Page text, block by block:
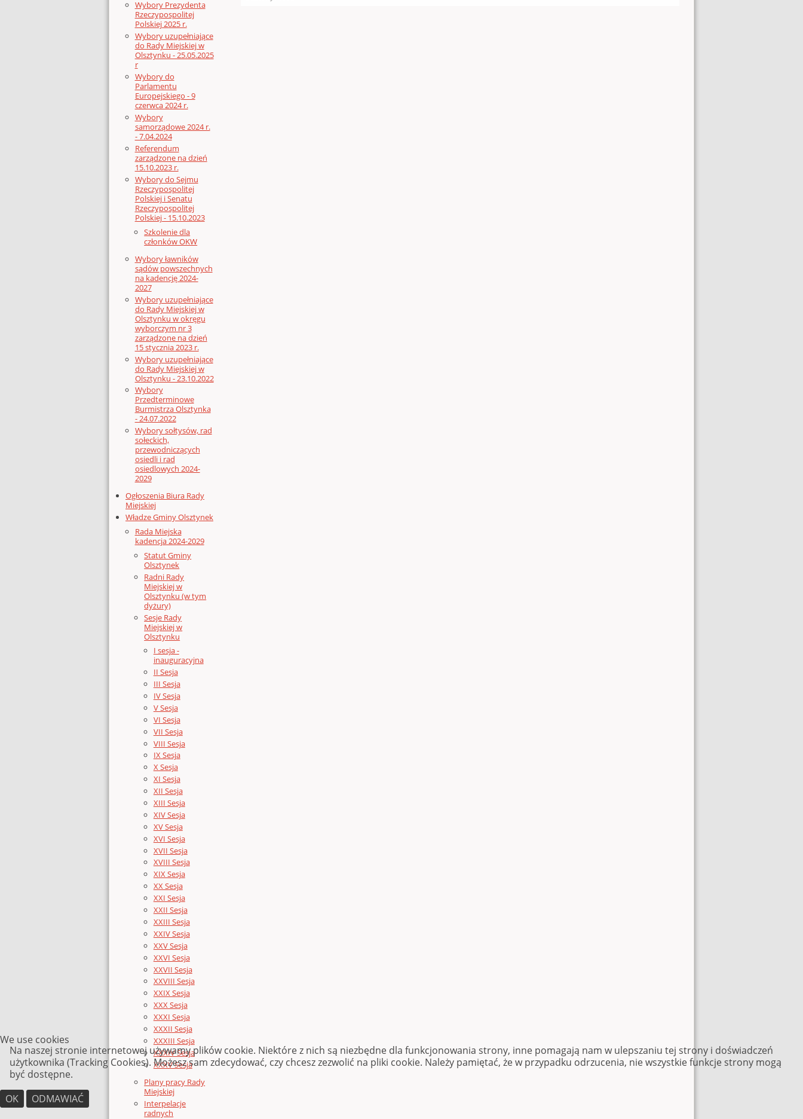
Wybory Prezydenta
Rzeczypospolitej
Polskiej 2025 r.
Wybory uzupełniające
do Rady Miejskiej w
Olsztynku - 25.05.2025
r
Wybory do
Parlamentu
Europejskiego - 9
czerwca 2024 r.
Wybory
samorządowe 2024 r.
- 7.04.2024
Referendum
zarządzone na dzień
15.10.2023 r.
Wybory do Sejmu
Rzeczypospolitej
Polskiej i Senatu
Rzeczypospolitej
Polskiej - 15.10.2023
Szkolenie dla
członków OKW
Wybory ławników
sądów powszechnych
na kadencję 2024-
2027
Wybory uzupełniające
do Rady Miejskiej w
Olsztynku w okręgu
wyborczym nr 3
zarządzone na dzień
15 stycznia 2023 r.
Wybory uzupełniające
do Rady Miejskiej w
Olsztynku - 23.10.2022
Wybory
Przedterminowe
Burmistrza Olsztynka
- 24.07.2022
Wybory sołtysów, rad
sołeckich,
przewodniczących
osiedli i rad
osiedlowych 2024-
2029
Ogłoszenia Biura Rady
Miejskiej
Władze Gminy Olsztynek
Rada Miejska
kadencja 2024-2029
Statut Gminy
Olsztynek
Radni Rady
Miejskiej w
Olsztynku (w tym
dyżury)
Sesje Rady
Miejskiej w
Olsztynku
I sesja -
inauguracyjna
II Sesja
III Sesja
IV Sesja
V Sesja
VI Sesja
VII Sesja
VIII Sesja
IX Sesja
X Sesja
XI Sesja
XII Sesja
XIII Sesja
XIV Sesja
XV Sesja
XVI Sesja
XVII Sesja
XVIII Sesja
XIX Sesja
XX Sesja
XXI Sesja
XXII Sesja
XXIII Sesja
XXIV Sesja
XXV Sesja
XXVI Sesja
XXVII Sesja
XXVIII Sesja
XXIX Sesja
XXX Sesja
XXXI Sesja
XXXII Sesja
XXXIII Sesja
XXXIV Sesja
XXXV Sesja
Plany pracy Rady
Miejskiej
Interpelacje
radnych
We use cookies
Na naszej stronie internetowej używamy plików cookie. Niektóre z nich są niezbędne dla funkcjonowania strony, inne pomagają nam w ulepszaniu tej strony i doświadczeń
użytkownika (Tracking Cookies). Możesz sam zdecydować, czy chcesz zezwolić na pliki cookie. Należy pamiętać, że w przypadku odrzucenia, nie wszystkie funkcje strony mogą
być dostępne.
OK
ODMAWIAĆ